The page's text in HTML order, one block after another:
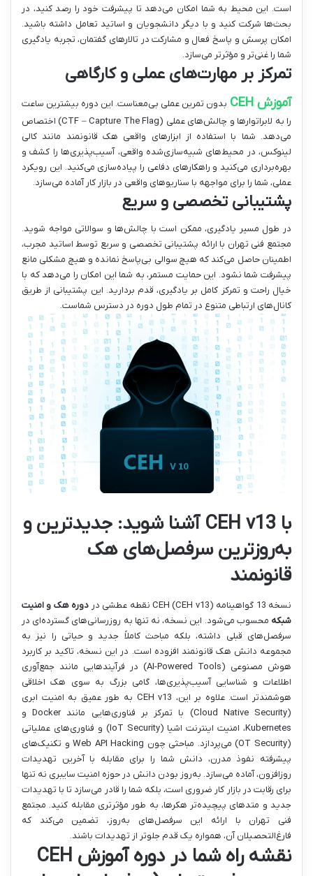
است. این محیط به شما امکان می‌دهد تا پیشرفت خود را رصد کنید، در
بحث‌ها شرکت کنید و با دیگر دانشجویان و اساتید تعامل داشته باشید.
امکان پرسش و پاسخ فعال و مشارکت در تالارهای گفتمان، تجربه یادگیری
شما را غنی‌تر و مؤثرتر می‌سازد.
تمرکز بر مهارت‌های عملی و کارگاهی
آموزش CEH
بدون تمرین عملی بی‌معناست. این دوره بیشترین ساعت
را به لابراتوارها و چالش‌های عملی (CTF – Capture The Flag) اختصاص
می‌دهد. شما با استفاده از ابزارهای واقعی هک قانونمند مانند کالی
لینوکس، در محیط‌های شبیه‌سازی‌شده واقعی، آسیب‌پذیری‌ها را کشف و
بهره‌برداری می‌کنید و راهکارهای دفاعی را پیاده‌سازی می‌کنید. این رویکرد
عملی، شما را برای مواجهه با سناریوهای واقعی در بازار کار آماده می‌سازد.
پشتیبانی تخصصی و سریع
در طول مسیر یادگیری، ممکن است با چالش‌ها و سوالاتی مواجه شوید.
مجتمع فنی تهران با ارائه پشتیبانی تخصصی و سریع توسط اساتید مجرب،
اطمینان حاصل می‌کند که هیچ سوالی بی‌پاسخ نمانده و هیچ مشکلی مانع
پیشرفت شما نشود. این حمایت مستمر، به شما این امکان را می‌دهد که با
خیال راحت و تمرکز کامل بر یادگیری، قدم بردارید. این پشتیبانی از طریق
کانال‌های ارتباطی متنوع در تمام طول دوره در دسترس شماست.
با CEH v13 آشنا شوید: جدیدترین و
به‌روزترین سرفصل‌های هک
قانونمند
نسخه 13 گواهینامه CEH (CEH v13) نقطه عطشی در
دوره هک و امنیت
شبکه محسوب می‌شود. این نسخه، نه تنها به روزرسانی‌های گسترده‌ای در
سرفصل‌های قبلی داشته، بلکه مباحث کاملاً جدید و حیاتی را نیز به
مجموعه دانش هک قانونمند افزوده است. در این نسخه، تاکید بر کاربرد
هوش مصنوعی (AI-Powered Tools) در فرآیندهایی مانند جمع‌آوری
اطلاعات و شناسایی آسیب‌پذیری‌ها، گامی بزرگ به سوی هک اخلاقی
هوشمندتر است. علاوه بر این، CEH v13 به طور عمیق به امنیت ابری
(Cloud Native Security) با تمرکز بر فناوری‌هایی مانند Docker و
Kubernetes، امنیت اینترنت اشیا (IoT Security) و فناوری‌های عملیاتی
(OT Security) می‌پردازد. مباحثی چون Web API Hacking و تکنیک‌های
پیشرفته نفوذ مدرن، دانش شما را برای مقابله با آخرین تهدیدات
روزافزون، آماده می‌سازد. به‌روز بودن دانش در حوزه امنیت سایبری نه تنها
برای رقابت در بازار کار ضروری است، بلکه شما را قادر می‌سازد تا با تهدیدات
جدید و متدهای پیچیده‌تر هکرها، به طور مؤثرتری مقابله کنید. مجتمع
فنی تهران با ارائه این سرفصل‌های به‌روز، تضمین می‌کند که
فارغ‌التحصیلان آن، همواره یک قدم جلوتر از تهدیدات باشند.
نقشه راه شما در دوره آموزش CEH